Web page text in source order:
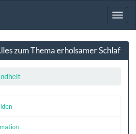
zum Thema erholsamer Schlaf